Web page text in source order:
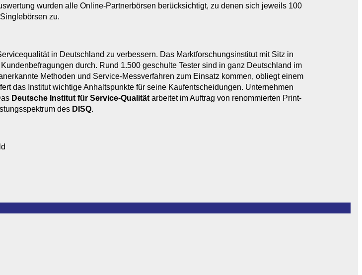
wurden alle Online-Partnerbörsen berücksichtigt, zu denen sich jeweils 100
zu.
in Deutschland zu verbessern. Das Marktforschungsinstitut mit Sitz in
durch. Rund 1.500 geschulte Tester sind in ganz Deutschland im
Methoden und Service-Messverfahren zum Einsatz kommen, obliegt einem
das Institut wichtige Anhaltspunkte für seine Kaufentscheidungen. Unternehmen
Deutsche Institut für Service-Qualität arbeitet im Auftrag von renommierten Print-
des DISQ.